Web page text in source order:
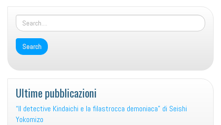
Ultime pubblicazioni
“Il detective Kindaichi e la filastrocca demoniaca” di Seishi
Yokomizo